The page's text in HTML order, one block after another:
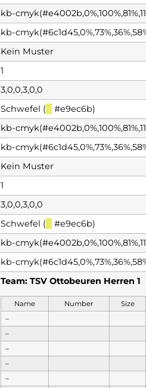
kb-
kb-
Kein Muster
1
3,0,0,3,0,0
Schwefel (
#e9ec6b)
kb-
kb-
Kein Muster
1
3,0,0,3,0,0
Schwefel (
#e9ec6b)
kb-
kb-
Team: TSV Ottobeuren Herren 1
Name Number
Size
–
–
–
–
–